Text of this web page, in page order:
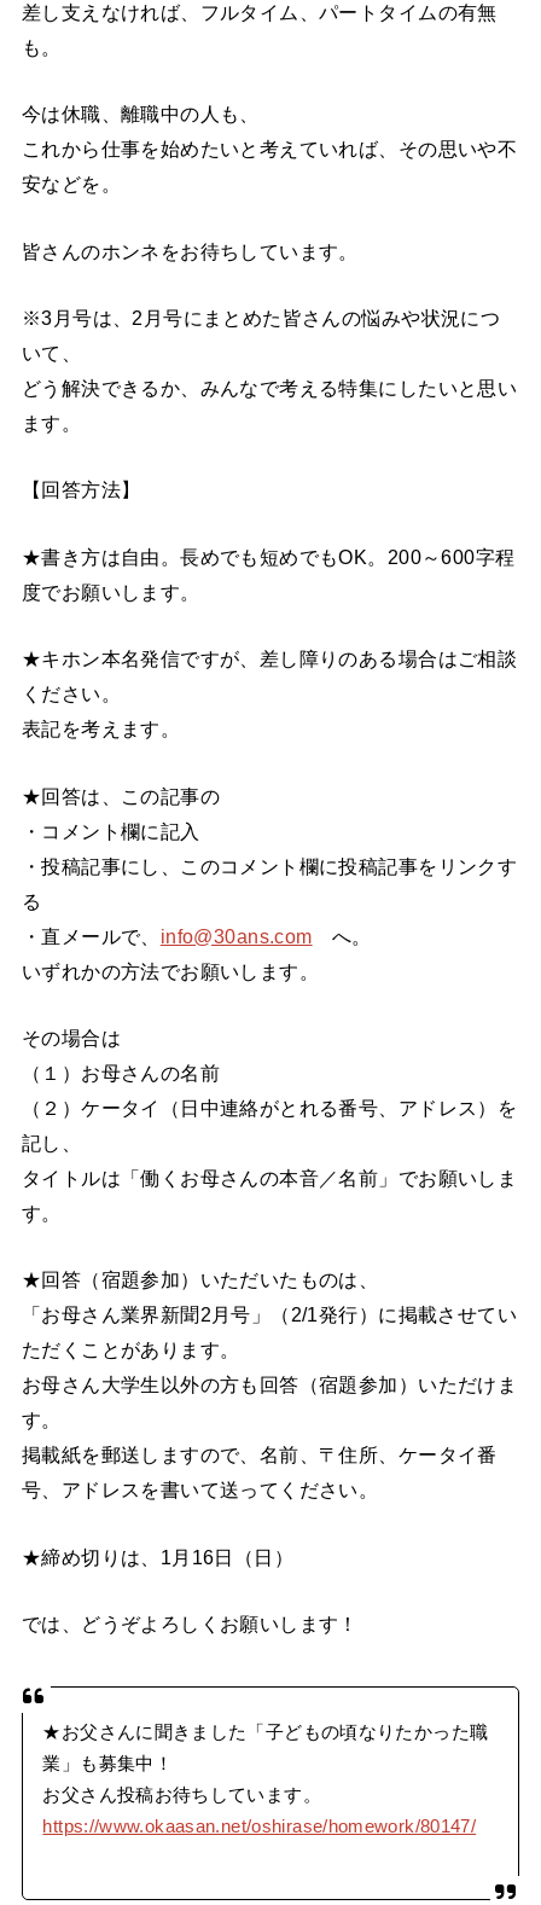
差し支えなければ、フルタイム、パートタイムの有無
も。
今は休職、離職中の人も、
これから仕事を始めたいと考えていれば、その思いや不
安などを。
皆さんのホンネをお待ちしています。
※3月号は、2月号にまとめた皆さんの悩みや状況につ
いて、
どう解決できるか、みんなで考える特集にしたいと思い
ます。
【回答方法】
★書き方は自由。長めでも短めでもOK。200～600字程
度でお願いします。
★キホン本名発信ですが、差し障りのある場合はご相談
ください。
表記を考えます。
★回答は、この記事の
・コメント欄に記入
・投稿記事にし、このコメント欄に投稿記事をリンクす
る
・直メールで、 info@30ans.com へ。
いずれかの方法でお願いします。
その場合は
（１）お母さんの名前
（２）ケータイ（日中連絡がとれる番号、アドレス）を
記し、
タイトルは「働くお母さんの本音／名前」でお願いしま
す。
★回答（宿題参加）いただいたものは、
「お母さん業界新聞2月号」（2/1発行）に掲載させてい
ただくことがあります。
お母さん大学生以外の方も回答（宿題参加）いただけま
す。
掲載紙を郵送しますので、名前、〒住所、ケータイ番
号、アドレスを書いて送ってください。
★締め切りは、1月16日（日）
では、どうぞよろしくお願いします！
★お父さんに聞きました「子どもの頃なりたかった職
業」も募集中！
お父さん投稿お待ちしています。
https://www.okaasan.net/oshirase/homework/80147/